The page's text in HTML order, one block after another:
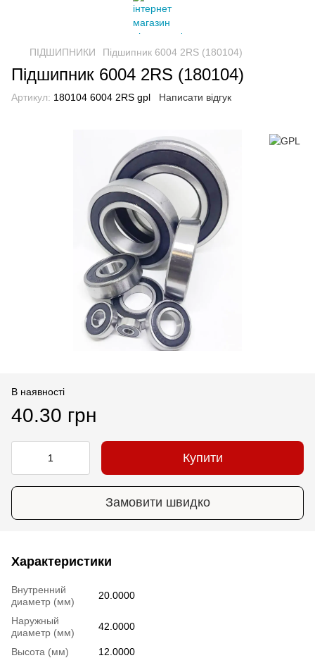
ПІДШИПНИКИ Підшипник 6004 2RS (180104)
Підшипник 6004 2RS (180104)
Артикул: 180104 6004 2RS gpl Написати відгук
В наявності
40.30 грн
Купити
Замовити швидко
Характеристики
Внутренний
диаметр (мм)
20.0000
Наружный
диаметр (мм)
42.0000
Высота (мм) 12.0000